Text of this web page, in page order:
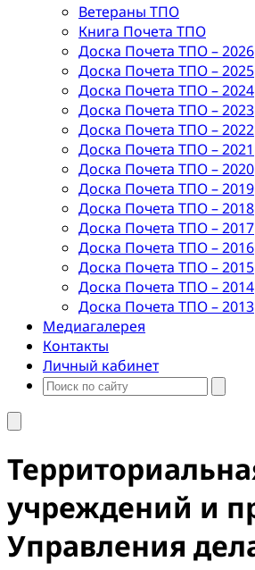
Ветераны ТПО
Книга Почета ТПО
Доска Почета ТПО – 2026
Доска Почета ТПО – 2025
Доска Почета ТПО – 2024
Доска Почета ТПО – 2023
Доска Почета ТПО – 2022
Доска Почета ТПО – 2021
Доска Почета ТПО – 2020
Доска Почета ТПО – 2019
Доска Почета ТПО – 2018
Доска Почета ТПО – 2017
Доска Почета ТПО – 2016
Доска Почета ТПО – 2015
Доска Почета ТПО – 2014
Доска Почета ТПО – 2013
Медиагалерея
Контакты
Личный кабинет
учреждений и
Управления